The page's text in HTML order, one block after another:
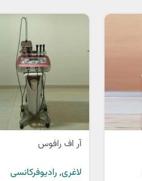
آر اف رافوس
لاغری,رادیوفرکانسی